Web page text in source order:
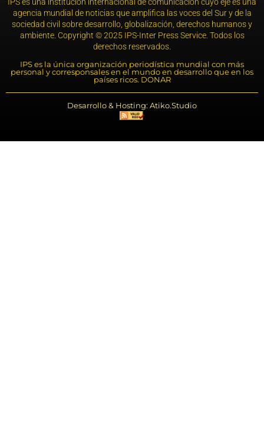
agencia mundial de noticias que amplifica las voces del Sur y de la
sociedad civil sobre desarrollo, globalización, derechos humanos y
ambiente. Copyright © 2025 IPS-Inter Press Service. Todos los
derechos reservados.
IPS es la única organización periodística mundial con más
personal y corresponsales en el mundo en desarrollo que en los
países ricos. DONAR
Desarrollo & Hosting: Atiko.Studio